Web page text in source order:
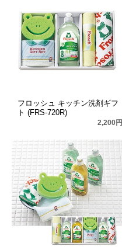
フロッシュ キッチン洗剤ギフ
ト (FRS-720R)
2,200円